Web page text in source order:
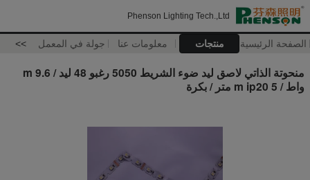
Phenson Lighting Tech.,Ltd
الصفحة الرئيسية منتجات معلومات عنا جولة في المعمل >>
منحوتة الذاتي لاصق ليد ضوء الشريط 5050 رغبو 48 ليد / m 9.6
واط / m ip20 5 متر / بكرة